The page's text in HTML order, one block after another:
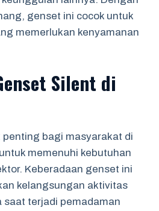
genset ini cocok untuk
memerlukan kenyamanan
Silent di
bagi masyarakat di
memenuhi kebutuhan
Keberadaan genset ini
kelangsungan aktivitas
terjadi pemadaman